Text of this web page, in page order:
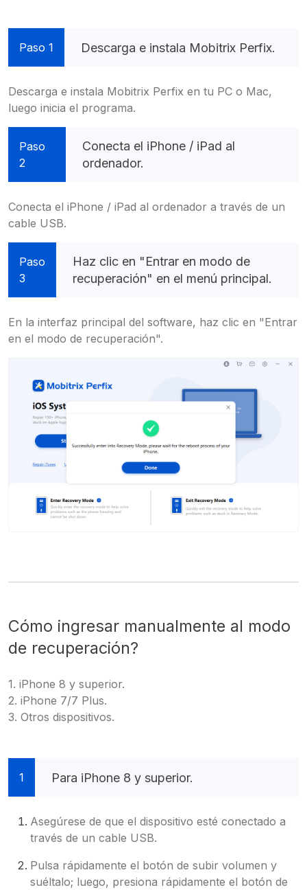
Paso 1 Descarga e instala Mobitrix Perfix.
Descarga e instala Mobitrix Perfix en tu PC o Mac,
luego inicia el programa.
Paso
2
Conecta el iPhone / iPad al
ordenador.
Conecta el iPhone / iPad al ordenador a través de un
cable USB.
Paso
3
Haz clic en "Entrar en modo de
recuperación" en el menú principal.
En la interfaz principal del software, haz clic en "Entrar
en el modo de recuperación".
Cómo ingresar manualmente al modo
de recuperación?
1. iPhone 8 y superior.
2. iPhone 7/7 Plus.
3. Otros dispositivos.
1 Para iPhone 8 y superior.
Asegúrese de que el dispositivo esté conectado a
través de un cable USB.
Pulsa rápidamente el botón de subir volumen y
suéltalo; luego, presiona rápidamente el botón de